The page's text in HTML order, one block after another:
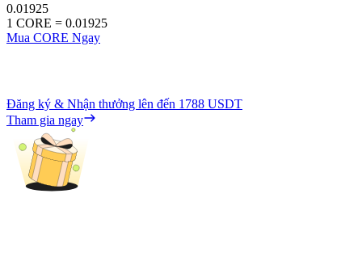
0.01925
1 CORE = 0.01925
Mua CORE Ngay
Đăng ký & Nhận thưởng lên đến 1788 USDT
Tham gia ngay